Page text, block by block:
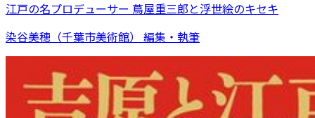
江戸の名プロデューサー 蔦屋重三郎と浮世絵のキセキ
染谷美穂（千葉市美術館） 編集・執筆